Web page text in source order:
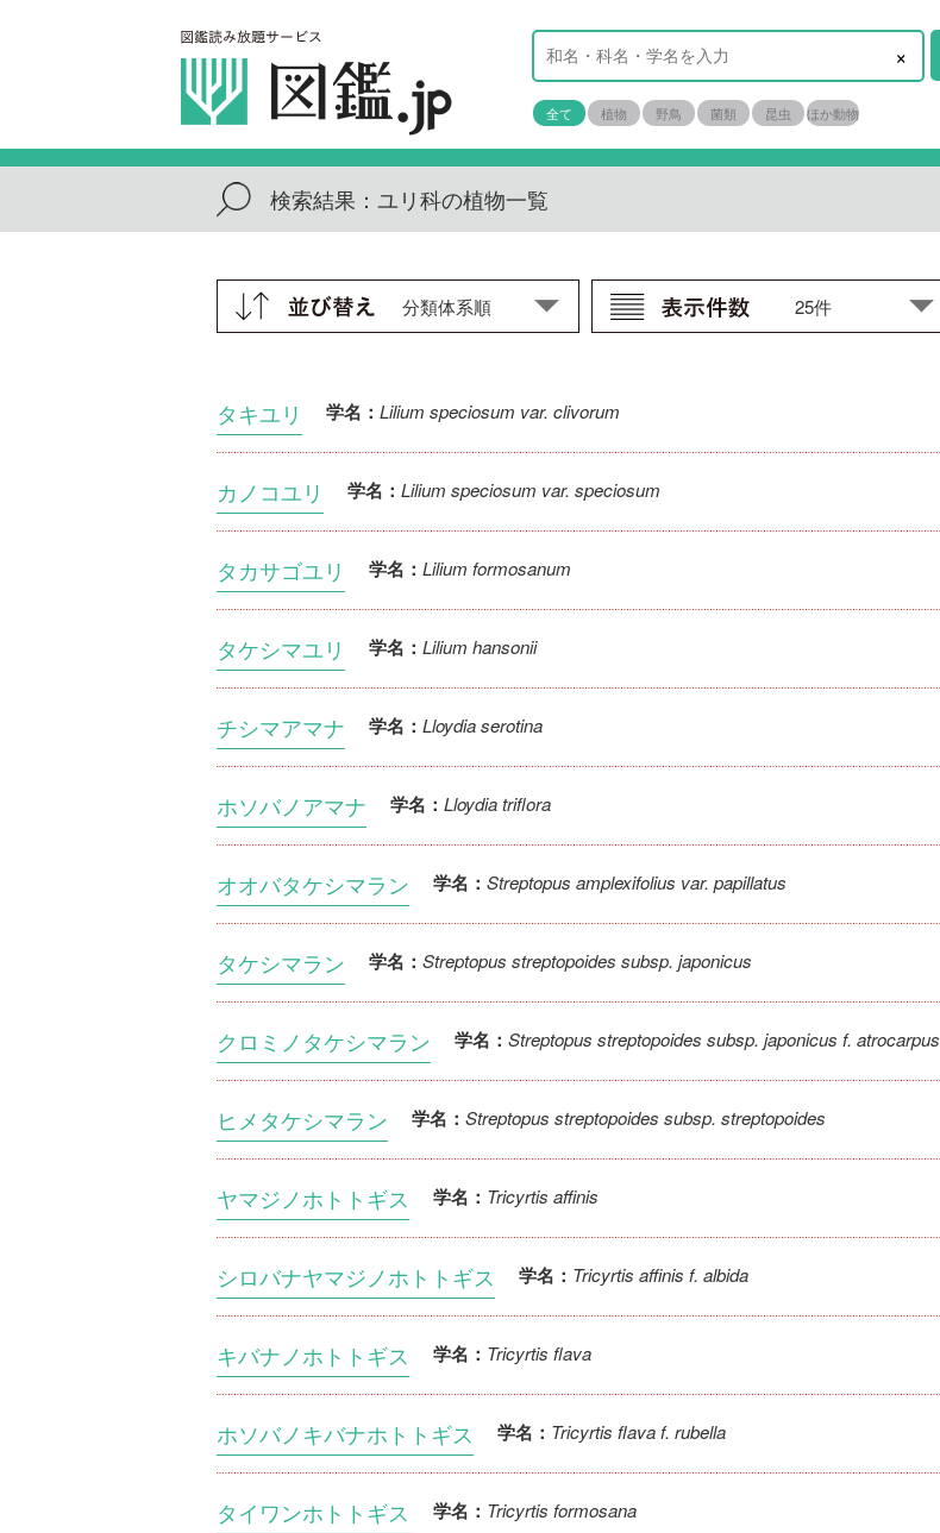
×
全て 植物 野鳥 菌類 昆虫 ほか動物
検索結果： ユリ科の植物一覧
タキユリ 学名： Lilium speciosum var. clivorum
カノコユリ 学名： Lilium speciosum var. speciosum
タカサゴユリ 学名： Lilium formosanum
タケシマユリ 学名： Lilium hansonii
チシマアマナ 学名： Lloydia serotina
ホソバノアマナ 学名： Lloydia triflora
オオバタケシマラン 学名： Streptopus amplexifolius var. papillatus
タケシマラン 学名： Streptopus streptopoides subsp. japonicus
クロミノタケシマラン 学名： Streptopus streptopoides subsp. japonicus f. atrocarpus
ヒメタケシマラン 学名： Streptopus streptopoides subsp. streptopoides
ヤマジノホトトギス 学名： Tricyrtis affinis
シロバナヤマジノホトトギス 学名： Tricyrtis affinis f. albida
キバナノホトトギス 学名： Tricyrtis flava
ホソバノキバナホトトギス 学名： Tricyrtis flava f. rubella
タイワンホトトギス 学名： Tricyrtis formosana